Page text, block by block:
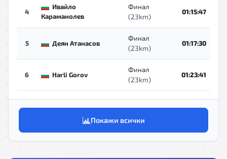
4
Ивайло
Караманолев
Финал
(23km)
01:15:47
5 Деян Атанасов
Финал
(23km)
01:17:30
6 Harli Gorov
Финал
(23km)
01:23:41
Покажи всички